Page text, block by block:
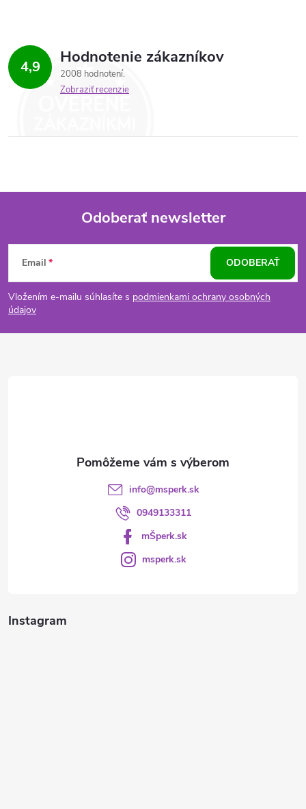
4,9 Hodnotenie zákazníkov
2008 hodnotení
Zobraziť recenzie
Z
á
p
Odoberať newsletter
Email
Vložením e-mailu súhlasíte s podmienkami ochrany osobných
údajov
ODOBERAŤ
Instagram
info@msperk.sk
0949133311
mŠperk.sk
msperk.sk